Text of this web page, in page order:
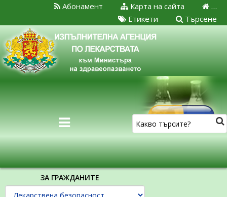
…
Карта на сайта
Абонамент
Търсене
Етикети
ЗА ГРАЖДАНИТЕ